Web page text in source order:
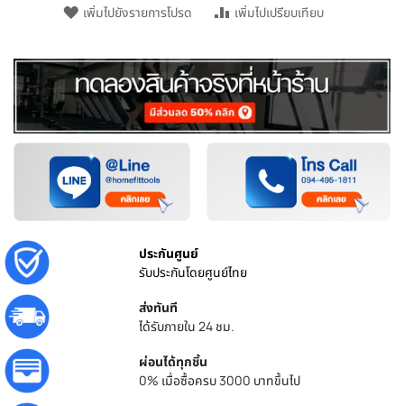
เพิ่มไปยังรายการโปรด เพิ่มไปเปรียบเทียบ
ประกันศูนย์
รับประกันโดยศูนย์ไทย
ส่งทันที
ได้รับภายใน 24 ชม.
ผ่อนได้ทุกชิ้น
0% เมื่อซื้อครบ 3000 บาทขึ้นไป